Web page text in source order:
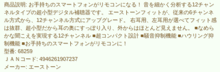
商品説明: お手持ちのスマートフォンがリモコンになる！ 音を細かく分析する12チャン
ネルタイプの超小型デジタル補聴器です。 エーストーンフィットが、従来の6チャンネ
ル方式から、12チャンネル方式にアップグレード。 右耳用、左耳用が選べてフィット感
は抜群、超小型だから耳の奥にすっぽり入り、外からはほとんど見えません。 ■なめら
かな聞こえを実現する12チャンネル ■超コンパクト設計 ■騒音抑制機能 ■ハウリング抑
制機能 ■お手持ちのスマートフォンがリモコンに！
型番: 68259
ＪＡＮコード: 4946261907237
メーカー: エーストーン